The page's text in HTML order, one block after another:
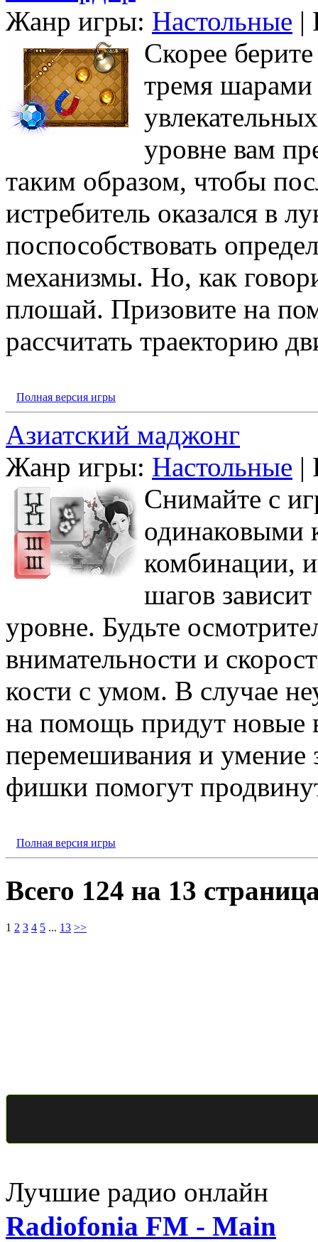
Жанр игры: Настольные |
Скорее
тремя
уровне вам
таким образом, чтобы
истребитель оказался в
поспособствовать
механизмы. Но, как
плошай. Призовите на
рассчитать траекторию
Полная версия игры
Азиатский маджонг
Жанр игры: Настольные |
Снимайте с
одинаковыми
комбинации,
шагов
уровне. Будьте
внимательности и
кости с умом. В случае
на помощь придут новые
перемешивания и умение
фишки помогут
Полная версия игры
Всего 124 на 13
1 2 3 4 5 ... 13 >>
Лучшие радио онлайн
Radiofonia FM - Main